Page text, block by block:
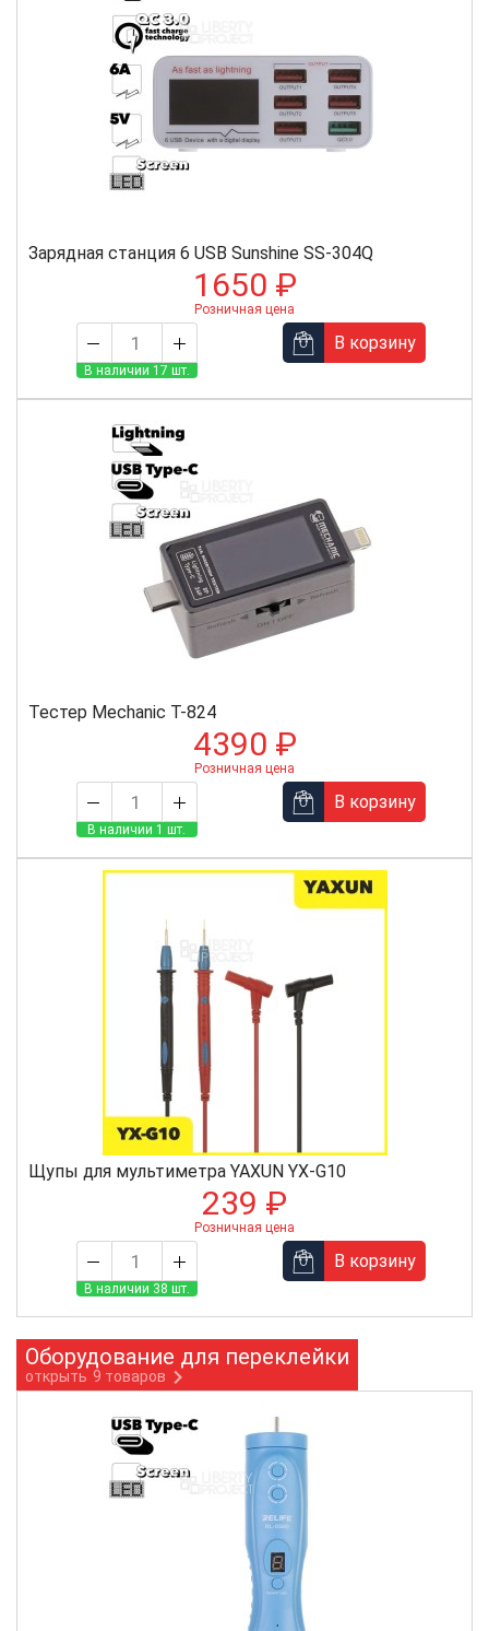
Зарядная станция 6 USB Sunshine SS-304Q
1650 ₽
Розничная цена
В наличии 17 шт.
В корзину
Тестер Mechanic T-824
4390 ₽
Розничная цена
В наличии 1 шт.
В корзину
Щупы для мультиметра YAXUN YX-G10
239 ₽
Розничная цена
В наличии 38 шт.
В корзину
Оборудование для переклейки
открыть 9 товаров